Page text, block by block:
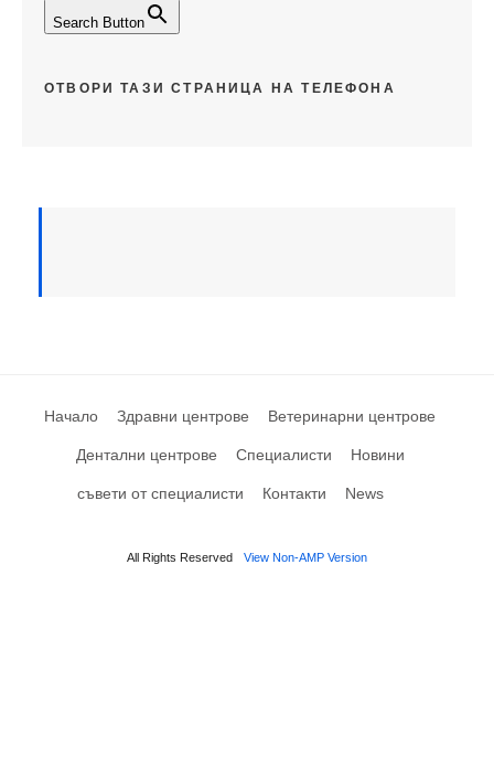
Search Button
ОТВОРИ ТАЗИ СТРАНИЦА НА ТЕЛЕФОНА
Начало Здравни центрове Ветеринарни центрове
Дентални центрове Специалисти Новини
съвети от специалисти Контакти News
All Rights Reserved View Non-AMP Version